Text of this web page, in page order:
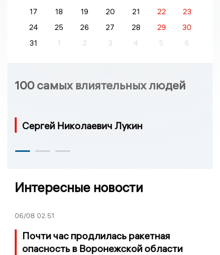
17
18 19 20 21 22
23
24
25 26 27 28 29
30
31
1 2 3 4 5 6
100 самых влиятельных людей
Сергей Николаевич Лукин
Интересные новости
06/08 02:51
Почти час продлилась ракетная
опасность в Воронежской области